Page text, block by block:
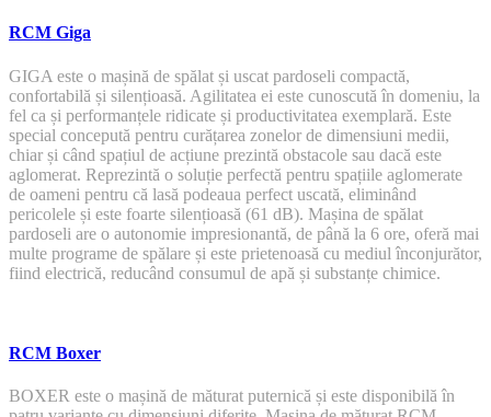
RCM Giga
GIGA este o mașină de spălat și uscat pardoseli compactă,
confortabilă și silențioasă. Agilitatea ei este cunoscută în domeniu, la
fel ca și performanțele ridicate și productivitatea exemplară. Este
special concepută pentru curățarea zonelor de dimensiuni medii,
chiar și când spațiul de acțiune prezintă obstacole sau dacă este
aglomerat. Reprezintă o soluție perfectă pentru spațiile aglomerate
de oameni pentru că lasă podeaua perfect uscată, eliminând
pericolele și este foarte silențioasă (61 dB). Mașina de spălat
pardoseli are o autonomie impresionantă, de până la 6 ore, oferă mai
multe programe de spălare și este prietenoasă cu mediul înconjurător,
fiind electrică, reducând consumul de apă și substanțe chimice.
RCM Boxer
BOXER este o mașină de măturat puternică și este disponibilă în